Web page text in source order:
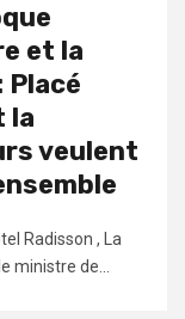
et la
la
veulent
Radisson , La
ministre de...